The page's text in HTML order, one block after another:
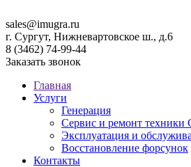
sales@imugra.ru
г. Сургут, Нижневартовское ш., д.6
8 (3462) 74-99-44
Заказать звонок
Главная
Услуги
Генерация
Сервис и ремонт техники
Эксплуатация и
Восстановление форсунок
Контакты